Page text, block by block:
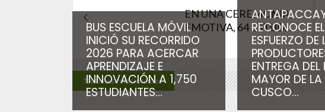
EN UNA CEREMONIA
EMOTIVA, 64 ESTUD...
Noticias relacionadas
BUS ESCUELA MÓVIL
INICIÓ SU RECORRIDO
2026 PARA ACERCAR
APRENDIZAJE E
INNOVACIÓN A 1,750
ESTUDIANTES...
RECONOCE EL
ESFUERZO DE
ENTREGA DEL
MAYOR DE LA
CUSCO...